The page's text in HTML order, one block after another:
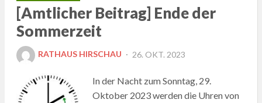
[Amtlicher Beitrag] Ende der
Sommerzeit
RATHAUS HIRSCHAU
POSTED
26. OKT. 2023
In der Nacht zum Sonntag, 29.
Oktober 2023 werden die Uhren von